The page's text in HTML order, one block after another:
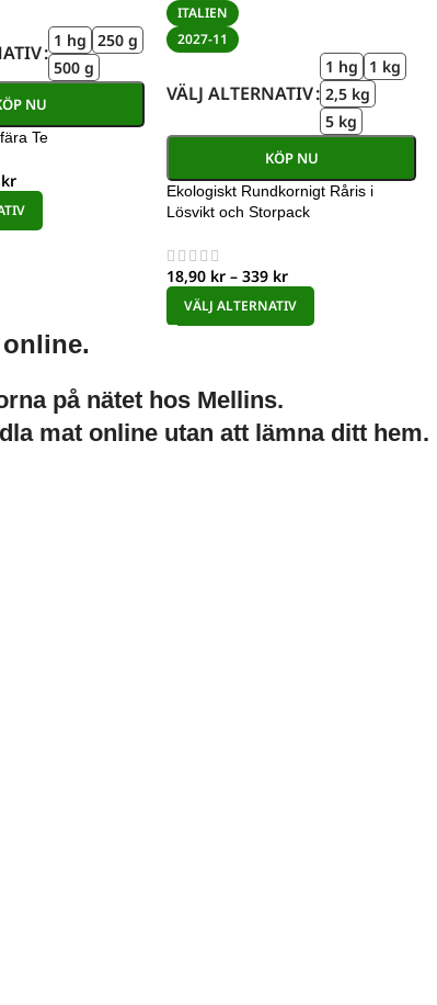
1 hg 250 g
500 g
NU
Te
kr
ITALIEN
2027-11
VÄLJ ALTERNATIV
1 hg
1 kg
2,5 kg
5 kg
KÖP NU
Ekologiskt Rundkornigt Råris i
Lösvikt och Storpack
18,90 kr – 339 kr
VÄLJ ALTERNATIV
på nätet hos Mellins.
mat online utan att lämna ditt hem.